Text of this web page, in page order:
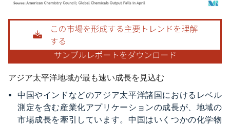
画像 © Mordor Intelligence。再利用にはCC BY 4.0の表示が必要です。
アジア太平洋地域が最も速い成長を見込む
中国やインドなどのアジア太平洋諸国におけるレベル
測定を含む産業化アプリケーションの成長が、地域の
市場成長を牽引しています。中国はいくつかの化学物